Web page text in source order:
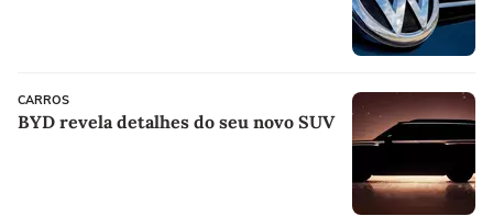
CARROS
BYD revela detalhes do seu novo SUV